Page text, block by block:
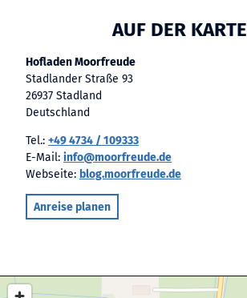
AUF DER KARTE
Hofladen Moorfreude
Stadlander Straße 93
26937 Stadland
Deutschland
Tel.: +49 4734 / 109333
E-Mail: info@moorfreude.de
Webseite: blog.moorfreude.de
Anreise planen